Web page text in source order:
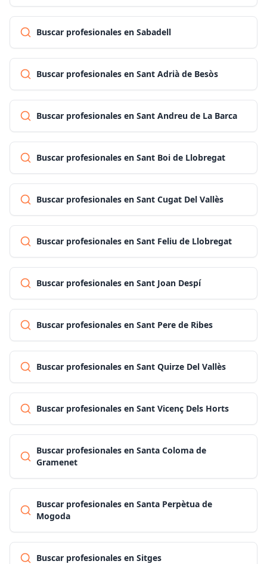
Buscar profesionales en Sabadell
Buscar profesionales en Sant Adrià de Besòs
Buscar profesionales en Sant Andreu de La Barca
Buscar profesionales en Sant Boi de Llobregat
Buscar profesionales en Sant Cugat Del Vallès
Buscar profesionales en Sant Feliu de Llobregat
Buscar profesionales en Sant Joan Despí
Buscar profesionales en Sant Pere de Ribes
Buscar profesionales en Sant Quirze Del Vallès
Buscar profesionales en Sant Vicenç Dels Horts
Buscar profesionales en Santa Coloma de
Gramenet
Buscar profesionales en Santa Perpètua de
Mogoda
Buscar profesionales en Sitges